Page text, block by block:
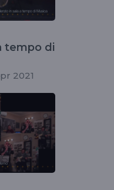
tempo di
2021